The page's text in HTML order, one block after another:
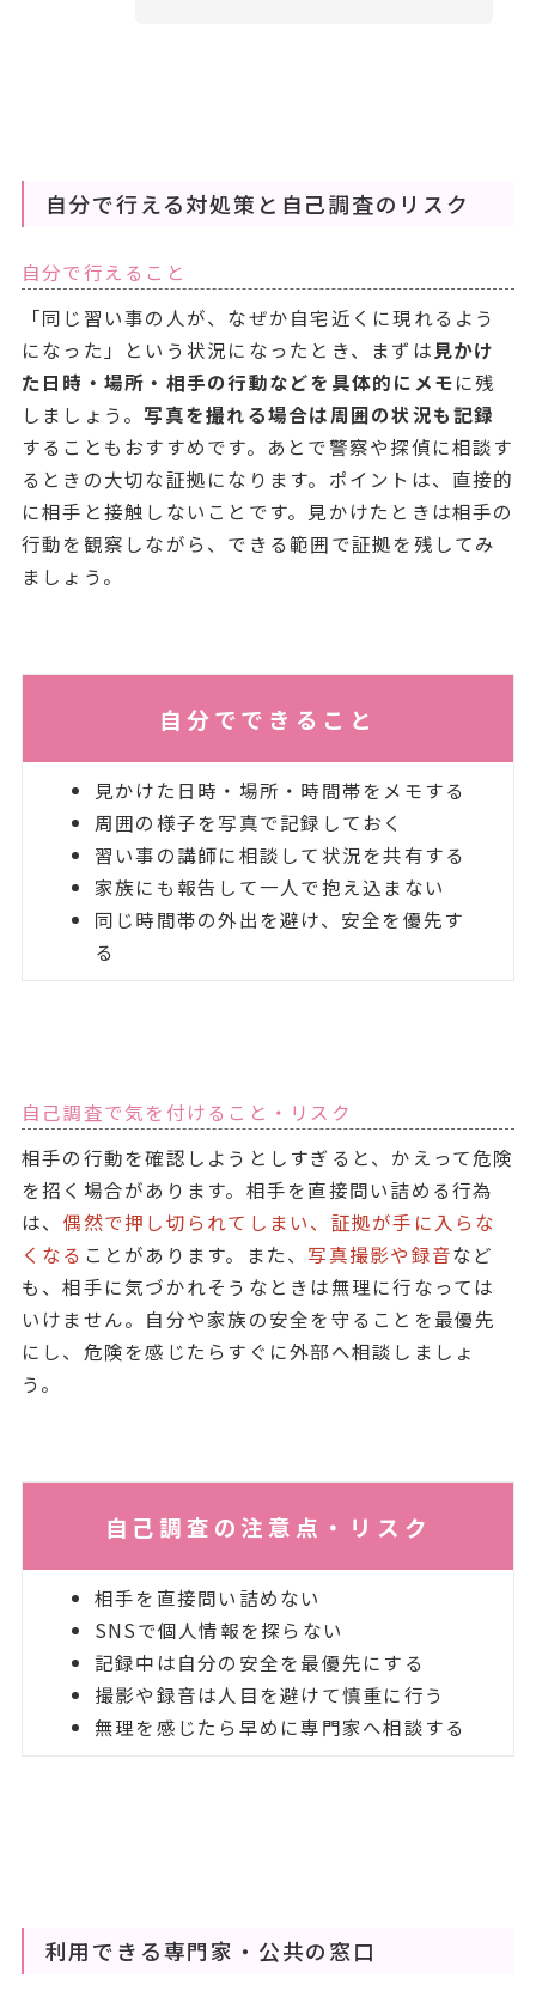
自分で行える対処策と自己調査のリスク
自分で行えること
「同じ習い事の人が、なぜか自宅近くに現れるよう
になった」という状況になったとき、まずは 見かけ
た日時・場所・相手の行動などを具体的にメモに残
しましょう。 写真を撮れる場合は周囲の状況も記録
することもおすすめです。あとで警察や探偵に相談す
るときの大切な証拠になります。ポイントは、直接的
に相手と接触しないことです。見かけたときは相手の
行動を観察しながら、できる範囲で証拠を残してみ
ましょう。
自分でできること
見かけた日時・場所・時間帯をメモする
周囲の様子を写真で記録しておく
習い事の講師に相談して状況を共有する
家族にも報告して一人で抱え込まない
同じ時間帯の外出を避け、安全を優先す
る
自己調査で気を付けること・リスク
相手の行動を確認しようとしすぎると、かえって危険
を招く場合があります。相手を直接問い詰める行為
は、 偶然で押し切られてしまい、証拠が手に入らな
くなる ことがあります。また、 写真撮影や録音など
も、相手に気づかれそうなときは無理に行なっては
いけません。自分や家族の安全を守ることを最優先
にし、危険を感じたらすぐに外部へ相談しましょ
う。
自己調査の注意点・リスク
相手を直接問い詰めない
SNSで個人情報を探らない
記録中は自分の安全を最優先にする
撮影や録音は人目を避けて慎重に行う
無理を感じたら早めに専門家へ相談する
利用できる専門家・公共の窓口